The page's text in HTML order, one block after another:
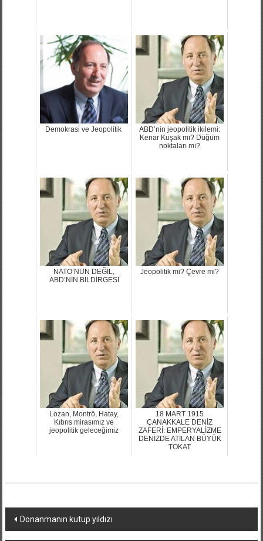
Demokrasi ve Jeopolitik
ABD’nin jeopolitik ikilemi:
Kenar Kuşak mı? Düğüm
noktaları mı?
NATO’NUN DEĞİL,
ABD’NİN BİLDİRGESİ
Jeopolitik mi? Çevre mi?
Lozan, Montrö, Hatay,
Kıbrıs mirasımız ve
jeopolitik geleceğimiz
18 MART 1915
ÇANAKKALE DENİZ
ZAFERİ: EMPERYALİZME
DENİZDE ATILAN BÜYÜK
TOKAT
Yazı
Donanmanın kutup yıldızı